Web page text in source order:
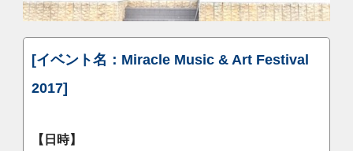
[イベント名：Miracle Music & Art Festival
2017]
【日時】